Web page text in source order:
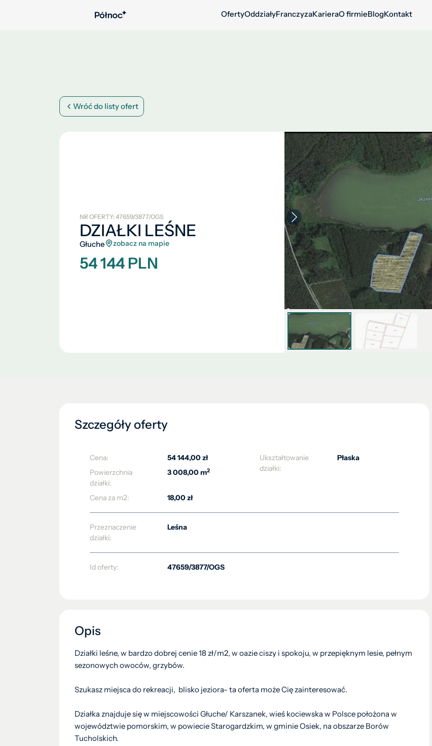
OfertyOddziałyFranczyzaKarieraO firmieBlogKontakt
Wróć do listy ofert
NR OFERTY: 47659/3877/OGS
DZIAŁKI LEŚNE
Głuche zobacz na mapie
54 144 PLN
Szczegóły oferty
Cena:
54 144,00 zł
Powierzchnia
działki:
3 008,00 m2
Cena za m2: 18,00 zł
Ukształtowanie
działki:
Płaska
Przeznaczenie
działki:
Leśna
Id oferty: 47659/3877/OGS
Opis
Działki leśne, w bardzo dobrej cenie 18 zł/m2, w oazie ciszy i spokoju, w przepięknym lesie, pełnym
sezonowych owoców, grzybów.
Szukasz miejsca do rekreacji, blisko jeziora- ta oferta może Cię zainteresować.
Działka znajduje się w miejscowości Głuche/ Karszanek, wieś kociewska w Polsce położona w
województwie pomorskim, w powiecie Starogardzkim, w gminie Osiek, na obszarze Borów
Tucholskich.